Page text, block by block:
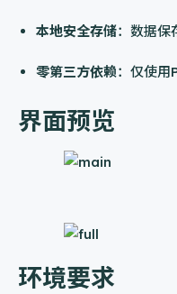
本地安全存储：数据保
零第三方依赖：仅使
界面预览
环境要求